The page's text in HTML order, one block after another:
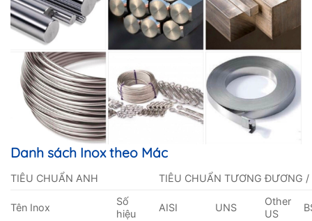
Danh sách Inox theo Mác
TIÊU CHUẨN ANH TIÊU CHUẨN TƯƠNG ĐƯƠNG /
Tên Inox
Số
hiệu
AISI UNS
Other
US